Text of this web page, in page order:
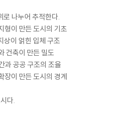
로 나누어 추적한다.
형이 만든 도시의 기초
이 얽힌 입체 구조
건축이 만든 밀도
과 공공 구조의 조율
이 만든 도시의 경계
다.